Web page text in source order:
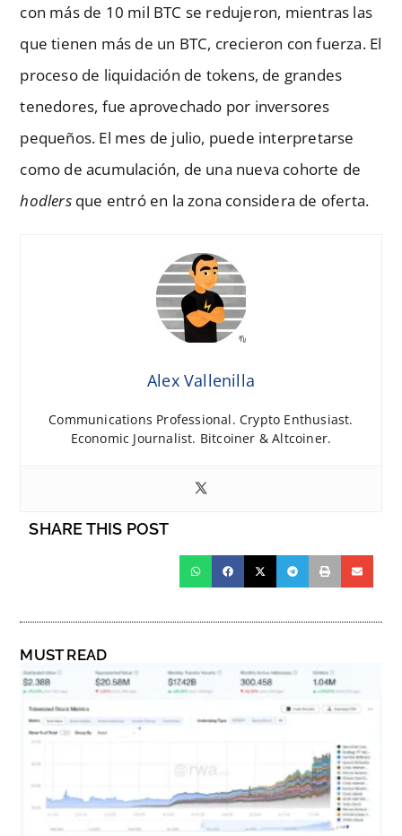
con más de 10 mil BTC se redujeron, mientras las
que tienen más de un BTC, crecieron con fuerza. El
proceso de liquidación de tokens, de grandes
tenedores, fue aprovechado por inversores
pequeños. El mes de julio, puede interpretarse
como de acumulación, de una nueva cohorte de
hodlersque entró en la zona considera de oferta.
Alex Vallenilla
Communications Professional. Crypto Enthusiast.
Economic Journalist. Bitcoiner & Altcoiner.
SHARE THIS POST
MUST READ